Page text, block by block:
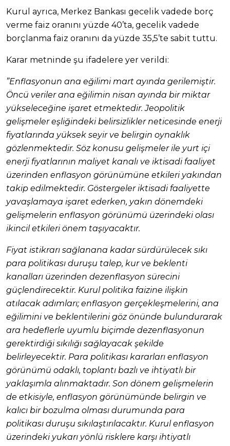
Kurul ayrıca, Merkez Bankası gecelik vadede borç
verme faiz oranını yüzde 40’ta, gecelik vadede
borçlanma faiz oranını da yüzde 35,5’te sabit tuttu.
Karar metninde şu ifadelere yer verildi:
”Enflasyonun ana eğilimi mart ayında gerilemiştir.
Öncü veriler ana eğilimin nisan ayında bir miktar
yükseleceğine işaret etmektedir. Jeopolitik
gelişmeler eşliğindeki belirsizlikler neticesinde enerji
fiyatlarında yüksek seyir ve belirgin oynaklık
gözlenmektedir. Söz konusu gelişmeler ile yurt içi
enerji fiyatlarının maliyet kanalı ve iktisadi faaliyet
üzerinden enflasyon görünümüne etkileri yakından
takip edilmektedir. Göstergeler iktisadi faaliyette
yavaşlamaya işaret ederken, yakın dönemdeki
gelişmelerin enflasyon görünümü üzerindeki olası
ikincil etkileri önem taşıyacaktır.
Fiyat istikrarı sağlanana kadar sürdürülecek sıkı
para politikası duruşu talep, kur ve beklenti
kanalları üzerinden dezenflasyon sürecini
güçlendirecektir. Kurul politika faizine ilişkin
atılacak adımları; enflasyon gerçekleşmelerini, ana
eğilimini ve beklentilerini göz önünde bulundurarak
ara hedeflerle uyumlu biçimde dezenflasyonun
gerektirdiği sıkılığı sağlayacak şekilde
belirleyecektir. Para politikası kararları enflasyon
görünümü odaklı, toplantı bazlı ve ihtiyatlı bir
yaklaşımla alınmaktadır. Son dönem gelişmelerin
de etkisiyle, enflasyon görünümünde belirgin ve
kalıcı bir bozulma olması durumunda para
politikası duruşu sıkılaştırılacaktır. Kurul enflasyon
üzerindeki yukarı yönlü risklere karşı ihtiyatlı